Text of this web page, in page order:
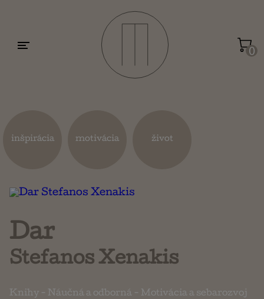
0
inšpirácia motivácia život
Dar
Stefanos Xenakis
Knihy - Náučná a odborná - Motivácia a sebarozvoj